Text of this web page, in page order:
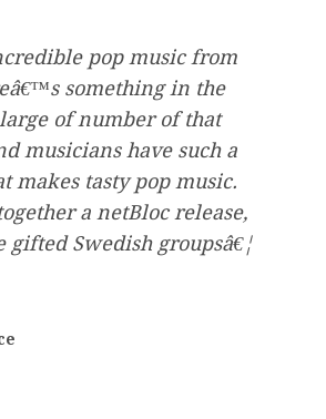
pop music from
something in the
of number of that
musicians have such a
makes tasty pop music.
a netBloc release,
gifted Swedish groupsâ€¦